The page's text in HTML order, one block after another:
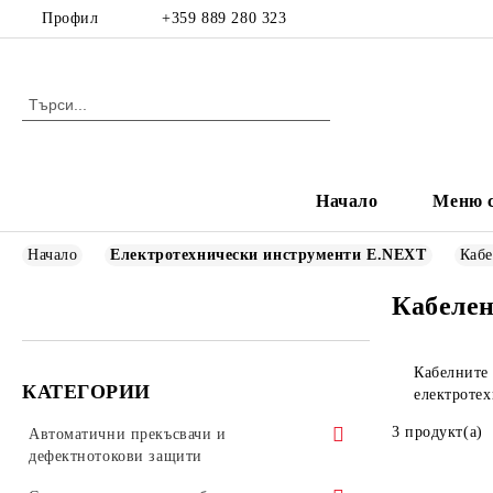
Профил +359 889 280 323
Начало Меню
КАТЕГОРИИ
Автоматични прекъсвачи и
дефектнотокови защити
Начало Електротехнически инструменти E.NEXT
3 продукт(а)